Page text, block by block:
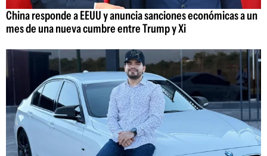
China responde a EEUU y anuncia sanciones económicas a un
mes de una nueva cumbre entre Trump y Xi